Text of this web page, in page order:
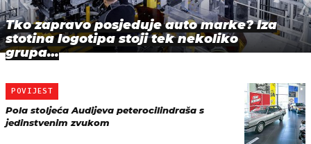
Tko zapravo posjeduje auto marke? Iza
stotina logotipa stoji tek nekoliko
grupa…
POVIJEST
Pola stoljeća Audijeva peterocilindraša s
jedinstvenim zvukom